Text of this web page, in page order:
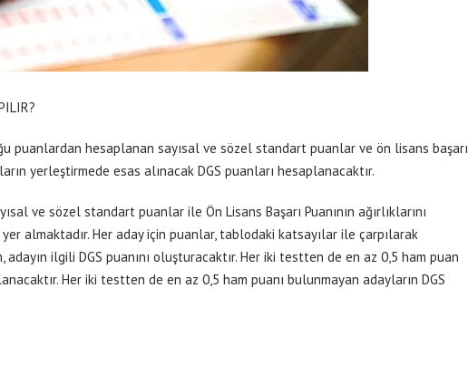
puanlardan hesaplanan sayısal ve sözel standart puanlar ve ön lisans başarı
yerleştirmede esas alınacak DGS puanları hesaplanacaktır.
ve sözel standart puanlar ile Ön Lisans Başarı Puanının ağırlıklarını
almaktadır. Her aday için puanlar, tablodaki katsayılar ile çarpılarak
ilgili DGS puanını oluşturacaktır. Her iki testten de en az 0,5 ham puan
Her iki testten de en az 0,5 ham puanı bulunmayan adayların DGS